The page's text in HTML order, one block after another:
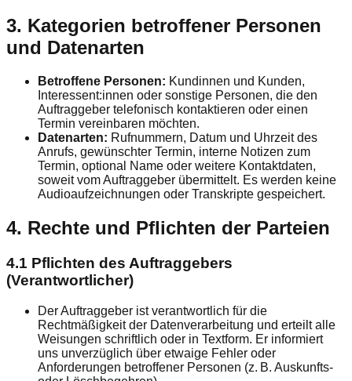
3. Kategorien betroffener Personen
und Datenarten
Betroffene Personen: Kundinnen und Kunden,
Interessent:innen oder sonstige Personen, die den
Auftraggeber telefonisch kontaktieren oder einen
Termin vereinbaren möchten.
Datenarten: Rufnummern, Datum und Uhrzeit des
Anrufs, gewünschter Termin, interne Notizen zum
Termin, optional Name oder weitere Kontaktdaten,
soweit vom Auftraggeber übermittelt. Es werden keine
Audioaufzeichnungen oder Transkripte gespeichert.
4. Rechte und Pflichten der Parteien
4.1 Pflichten des Auftraggebers
(Verantwortlicher)
Der Auftraggeber ist verantwortlich für die
Rechtmäßigkeit der Datenverarbeitung und erteilt alle
Weisungen schriftlich oder in Textform. Er informiert
uns unverzüglich über etwaige Fehler oder
Anforderungen betroffener Personen (z. B. Auskunfts-